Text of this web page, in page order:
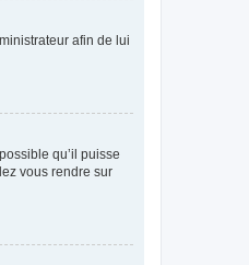
afin de lui
qu’il puisse
vous rendre sur